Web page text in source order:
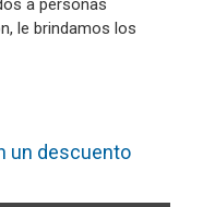
a personas
le brindamos los
un descuento